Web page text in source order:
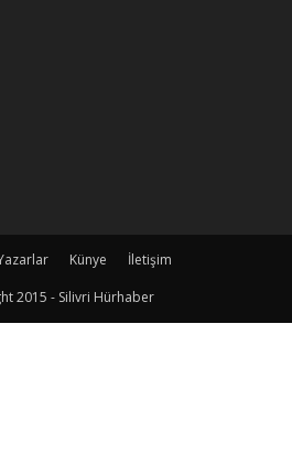
Künye
İletişim
2015 - Silivri Hürhaber